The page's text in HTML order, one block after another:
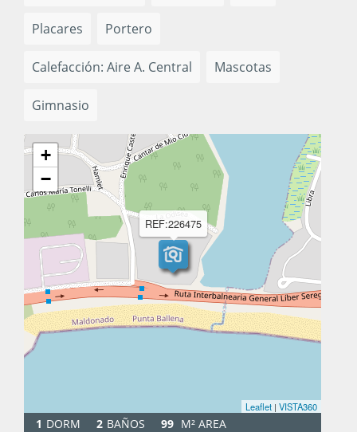
Placares Portero
Calefacción: Aire A. Central Mascotas
Gimnasio
REF:226475
+
−
Leaflet | VISTA360
1 DORM 2 BAÑOS 99 M² AREA